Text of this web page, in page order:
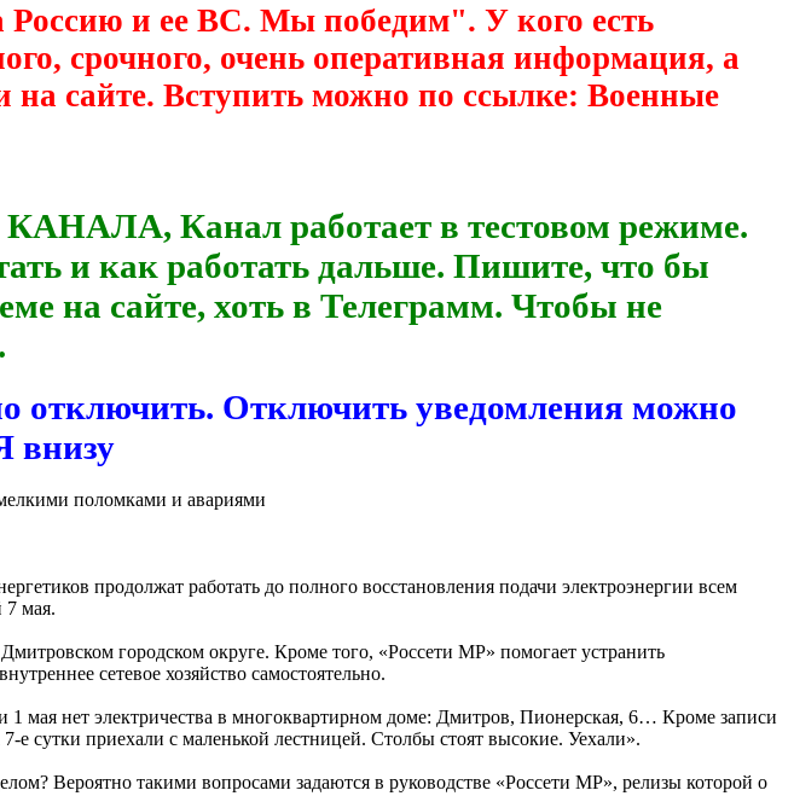
Россию и ее ВС. Мы победим". У кого есть
срочного, очень оперативная информация, а
сайте. Вступить можно по ссылке: Военные
Канал работает в тестовом режиме.
и как работать дальше. Пишите, что бы
на сайте, хоть в Телеграмм. Чтобы не
отключить. Отключить уведомления можно
поломками и авариями
продолжат работать до полного восстановления подачи электроэнергии всем
7 мая.
городском округе. Кроме того, «Россети МР» помогает устранить
сетевое хозяйство самостоятельно.
мая нет электричества в многоквартирном доме: Дмитров, Пионерская, 6… Кроме записи
е сутки приехали с маленькой лестницей. Столбы стоят высокие. Уехали».
Вероятно такими вопросами задаются в руководстве «Россети МР», релизы которой о